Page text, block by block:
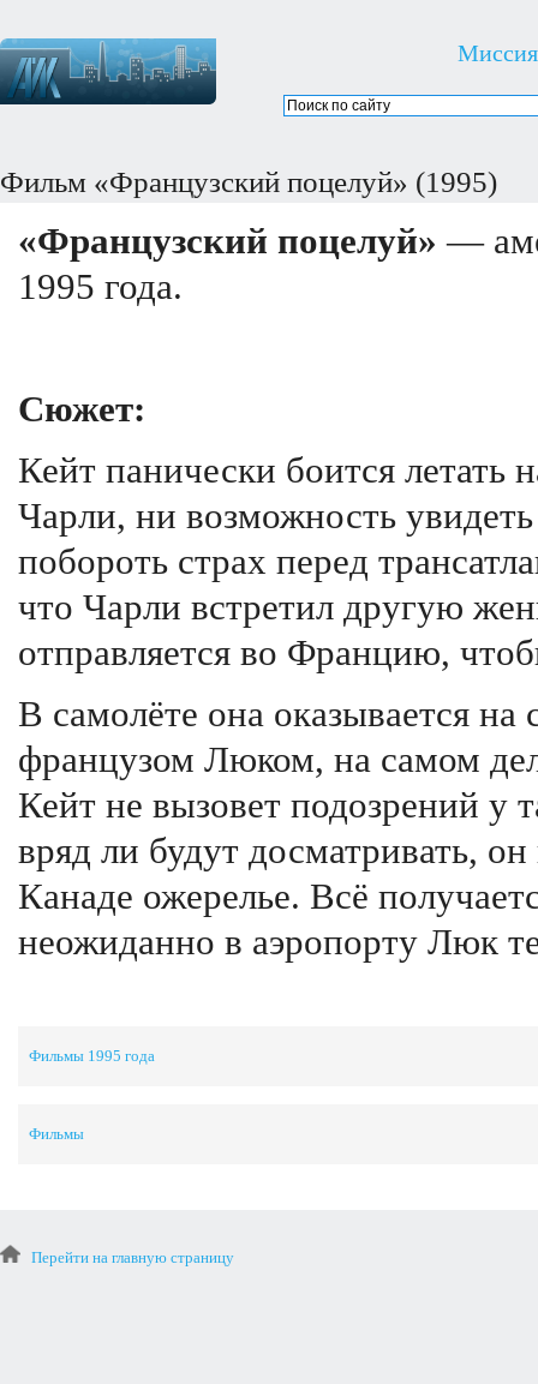
Миссия
Фильм «Французский поцелуй» (1995)
«Французский поцелуй» —
1995 года.
Сюжет:
Кейт панически боится
Чарли, ни возможность
побороть страх перед
что Чарли встретил другую
отправляется во Францию,
В самолёте она оказывается
французом Люком, на самом
Кейт не вызовет подозрений
вряд ли будут досматривать,
Канаде ожерелье. Всё
неожиданно в аэропорту Люк
Фильмы 1995 года
Фильмы
Перейти на главную страницу